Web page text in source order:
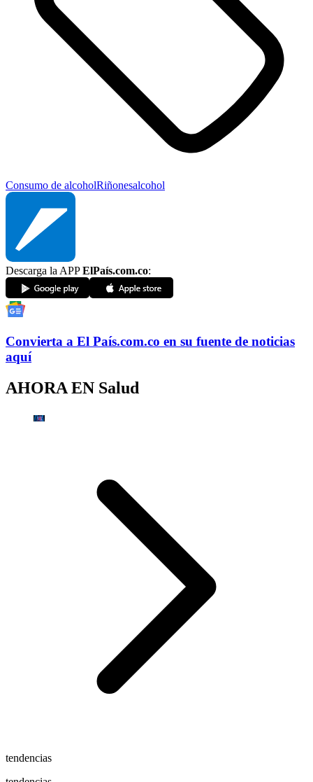
Consumo de alcoholRiñonesalcohol
Descarga la APPElPaís.com.co:
Convierta a El País.com.co en su fuente de noticias
aquí
AHORA EN Salud
tendencias